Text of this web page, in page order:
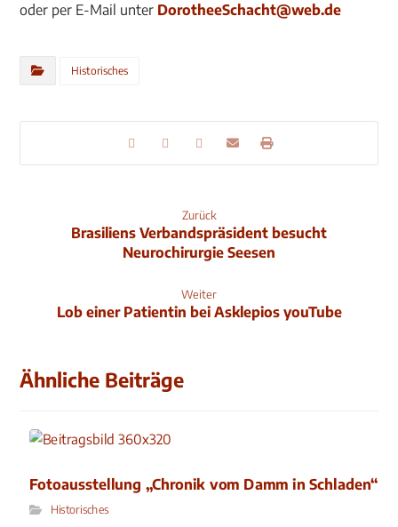
oder per E-Mail unter DorotheeSchacht@web.de
Historisches
Zurück
Brasiliens Verbandspräsident besucht
Neurochirurgie Seesen
Weiter
Lob einer Patientin bei Asklepios youTube
Ähnliche Beiträge
Fotoausstellung „Chronik vom Damm in Schladen“
Historisches